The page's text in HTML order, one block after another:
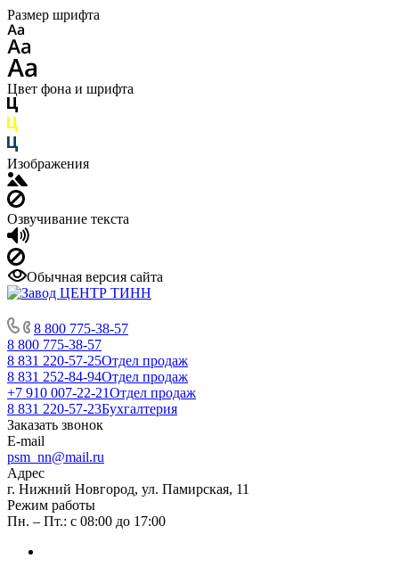
Размер шрифта
Цвет фона и шрифта
Изображения
Озвучивание текста
Обычная версия сайта
8 800 775-38-57
8 800 775-38-57
8 831 220-57-25Отдел продаж
8 831 252-84-94Отдел продаж
+7 910 007-22-21Отдел продаж
8 831 220-57-23Бухгалтерия
Заказать звонок
E-mail
psm_nn@mail.ru
Адрес
г. Нижний Новгород, ул. Памирская, 11
Режим работы
Пн. – Пт.: с 08:00 до 17:00